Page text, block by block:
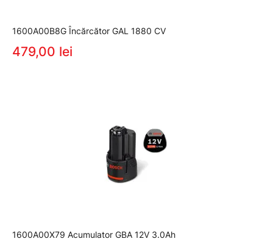
1600A00B8G Încărcător GAL 1880 CV
479,00 lei
1600A00X79 Acumulator GBA 12V 3.0Ah